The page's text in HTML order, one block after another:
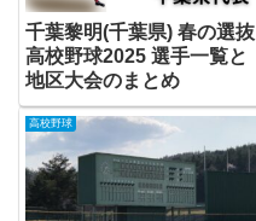
千葉黎明(千葉県) 春の選抜
高校野球2025 選手一覧と
地区大会のまとめ
高校野球